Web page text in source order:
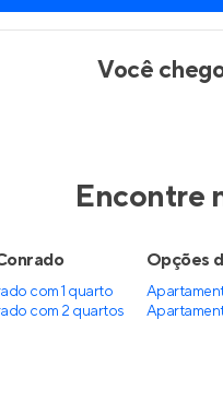
Você
Encontre
com 1 quarto
com 2 quartos
Opções